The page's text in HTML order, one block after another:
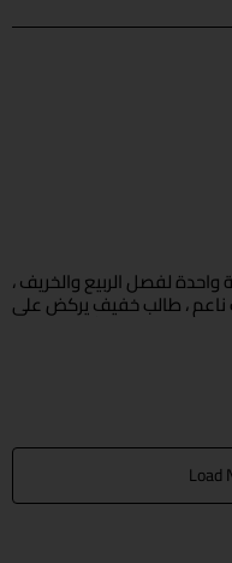
لفصل الربيع والخريف ،
ناعم ، طالب خفيف يركض على
أحذية الرجال
Load